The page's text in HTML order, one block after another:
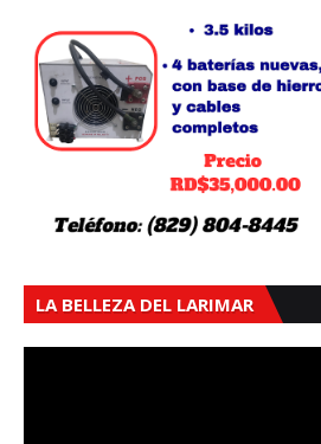
LA BELLEZA DEL LARIMAR